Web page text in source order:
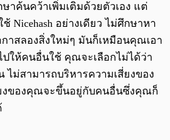
าค้นคว้าเพิ่มเติมด้วยตัวเอง แต่
Nicehash อย่างเดียว ไม่ศึกษาหา
าสลองสิ่งใหม่ๆ มันก็เหมือนคุณเอา
ให้คนอื่นใช้ คุณจะเลือกไม่ได้ว่า
ม่สามารถบริหารความเสี่ยงของ
งของคุณจะขึ้นอยู่กับคนอื่นซึ่งคุณก็